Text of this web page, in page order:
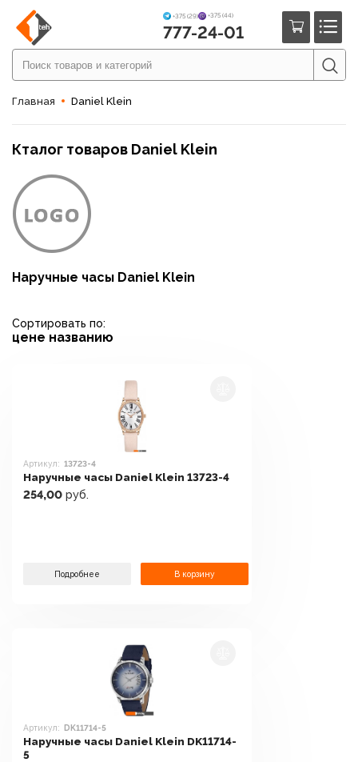
+375 (29) +375 (44)
777-24-01
Главная Daniel Klein
Кталог товаров Daniel Klein
Наручные часы Daniel Klein
Сортировать по:
цене названию
Артикул: 13723-4
Наручные часы Daniel Klein 13723-4
254,00 руб.
Подробнее В корзину
Артикул: DK11714-5
Наручные часы Daniel Klein DK11714-
5